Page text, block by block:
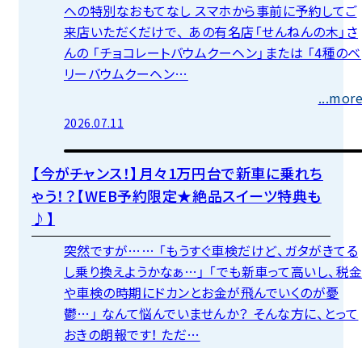
への特別なおもてなし スマホから事前に予約してご
来店いただくだけで、 あの有名店「せんねんの木」さ
んの 「チョコレートバウムクーヘン」または 「4種のベ
リーバウムクーヘン…
...more
2026.07.11
オニキス（フラット7）直営店
【今がチャンス！】月々1万円台で新車に乗れち
ゃう！？【WEB予約限定★絶品スイーツ特典も
♪】
突然ですが…… 「もうすぐ車検だけど、ガタがきてる
し乗り換えようかなぁ…」 「でも新車って高いし、税金
や車検の時期にドカンとお金が飛んでいくのが憂
鬱…」 なんて悩んでいませんか？ そんな方に、とって
おきの朗報です！ ただ…